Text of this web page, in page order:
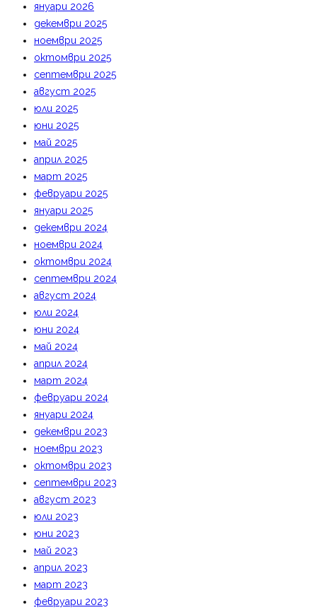
януари 2026
декември 2025
ноември 2025
октомври 2025
септември 2025
август 2025
юли 2025
юни 2025
май 2025
април 2025
март 2025
февруари 2025
януари 2025
декември 2024
ноември 2024
октомври 2024
септември 2024
август 2024
юли 2024
юни 2024
май 2024
април 2024
март 2024
февруари 2024
януари 2024
декември 2023
ноември 2023
октомври 2023
септември 2023
август 2023
юли 2023
юни 2023
май 2023
април 2023
март 2023
февруари 2023